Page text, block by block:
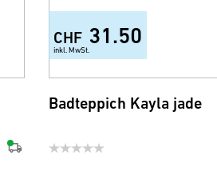
CHF 31.50
inkl. MwSt.
Badteppich Kayla jade